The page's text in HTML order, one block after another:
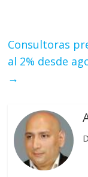
Consultoras
al 2% desde
→